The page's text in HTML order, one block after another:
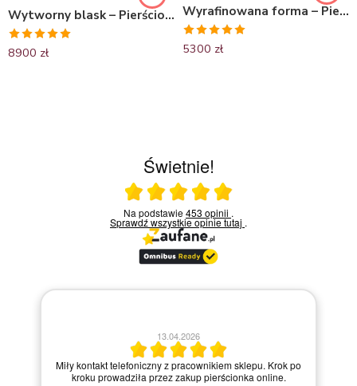
Wytworny blask – Pierścionek zaręczynowy z żółtego złota z granatem i diamentami
Oceniono
8900 zł
Wyrafinowana forma – Pierścionek zaręczynowy z czarnego złota z granatem
Oceniono
5300 zł
Świetnie!
Ocena średnia 5 na 5
Na podstawie453 opinii .
Sprawdź wszystkie opinietutaj .
13.04.2026
Miły kontakt telefoniczny z pracownikiem sklepu. Krok po
kroku prowadziła przez zakup pierścionka online.